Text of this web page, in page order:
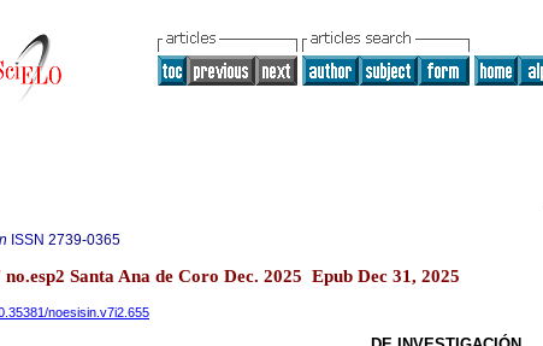
ISSN 2739-0365
no.esp2 Santa Ana de Coro Dec. 2025 Epub Dec 31, 2025
noesisin.v7i2.655